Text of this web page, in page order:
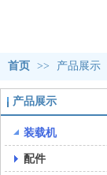
首页 >> 产品展示
产品展示
装载机
配件